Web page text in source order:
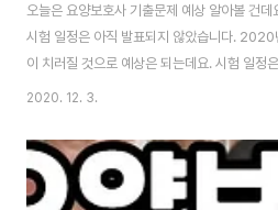
오늘은 요양보호사 기출문제 예상 알아볼 건
시험 일정은 아직 발표되지 않았습니다.
이 치러질 것으로 예상은 되는데요. 시험 일정
도록 하겠습니다. 내년에도 코로나19가 활개
별도의 시험이 치러질 수도 있고요. 부디 코로
없는 상황이기도 합니다. ▼ 코로나19 때문에
호사 31회 32회 시험 정보 6가지 2020년 요
2020. 12. 3.